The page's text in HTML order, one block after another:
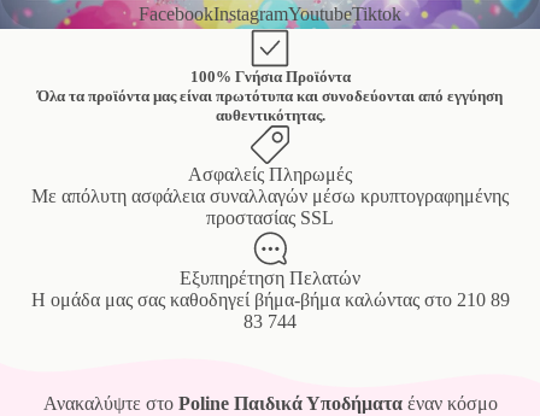
FacebookInstagramYoutubeTiktok
100% Γνήσια Προϊόντα
Όλα τα προϊόντα μας είναι πρωτότυπα και συνοδεύονται από εγγύηση
αυθεντικότητας.
Ασφαλείς Πληρωμές
Mε απόλυτη ασφάλεια συναλλαγών μέσω κρυπτογραφημένης
προστασίας SSL
Εξυπηρέτηση Πελατών
Η ομάδα μας σας καθοδηγεί βήμα-βήμα καλώντας στο 210 89
83 744
Ανακαλύψτε στο Poline Παιδικά Υποδήματαέναν κόσμο